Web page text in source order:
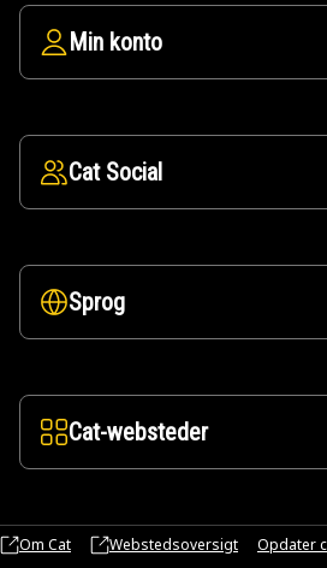
Min konto
Cat Social
Sprog
Cat-websteder
Om Cat Webstedsoversigt Opdater